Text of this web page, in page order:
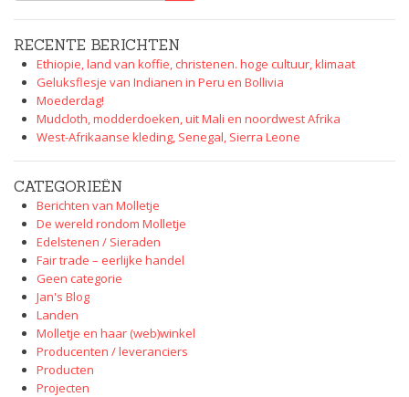
RECENTE BERICHTEN
Ethiopie, land van koffie, christenen. hoge cultuur, klimaat
Geluksflesje van Indianen in Peru en Bollivia
Moederdag!
Mudcloth, modderdoeken, uit Mali en noordwest Afrika
West-Afrikaanse kleding, Senegal, Sierra Leone
CATEGORIEËN
Berichten van Molletje
De wereld rondom Molletje
Edelstenen / Sieraden
Fair trade – eerlijke handel
Geen categorie
Jan's Blog
Landen
Molletje en haar (web)winkel
Producenten / leveranciers
Producten
Projecten